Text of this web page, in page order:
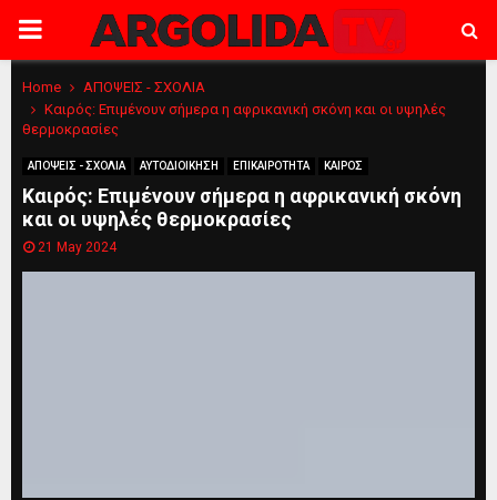
PRIMARY
MENU
Home
ΑΠΟΨΕΙΣ - ΣΧΟΛΙΑ
Καιρός: Επιμένουν σήμερα η αφρικανική σκόνη και οι υψηλές
θερμοκρασίες
ΑΠΟΨΕΙΣ - ΣΧΟΛΙΑ ΑΥΤΟΔΙΟΙΚΗΣΗ ΕΠΙΚΑΙΡΟΤΗΤΑ ΚΑΙΡΟΣ
Καιρός: Επιμένουν σήμερα η αφρικανική σκόνη
και οι υψηλές θερμοκρασίες
21 May 2024